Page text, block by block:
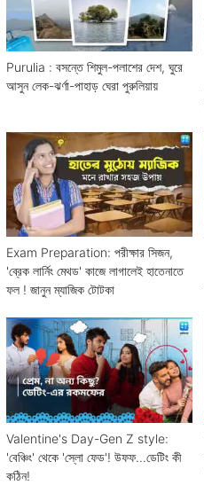
Purulia : বসন্তে শিমুল-পলাশের দেশ, ঘুরে
আসুন লেক-ঝর্ণা-পাহাড় ঘেরা পুরুলিয়ায়
Exam Preparation: পরীক্ষার সিজন,
'ব্রেক লার্নিং মেথড' কাজে লাগালেই হাতেনাতে
ফল ! জানুন ম্যাজিক টোটকা
Valentine's Day-Gen Z style:
'বেঞ্চিং' থেকে 'স্লো ফেড'! উফফ...ডেটিং কী
কঠিন!